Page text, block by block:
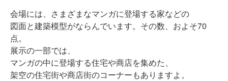
会場には、さまざまなマンガに登場する家などの
図面と建築模型がならんでいます。その数、およそ70
点。
展示の一部では、
マンガの中に登場する住宅や商店を集めた、
架空の住宅街や商店街のコーナーもありますよ。